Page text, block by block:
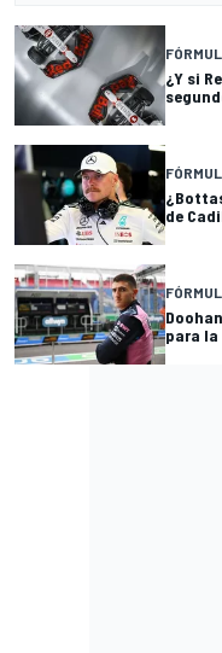
¿Y si
de
para la